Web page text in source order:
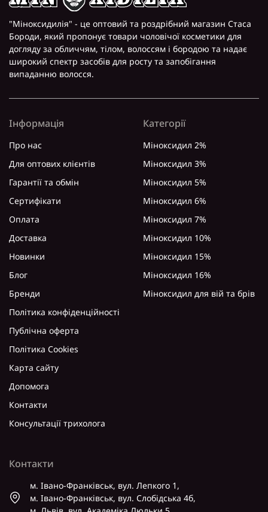
"Міноксидилія" - це оптовий та роздрібний магазин Стаса
Бороди, який пропонує товари чоловічої косметики для
догляду за обличчям, тілом, волоссям і бородою та надає
широкий спектр засобів для росту та запобігання
випаданню волосся.
Інформація
Про нас
Для оптових клієнтів
Гарантії та обмін
Сертифікати
Оплата
Доставка
Новинки
Блог
Бренди
Політика конфіденційності
Публічна оферта
Політика Cookies
Карта сайту
Допомога
Контакти
Консультації трихолога
Категорії
Міноксидил 2%
Міноксидил 3%
Міноксидил 5%
Міноксидил 6%
Міноксидил 7%
Міноксидил 10%
Міноксидил 15%
Міноксидил 16%
Міноксидил для вій та брів
Контакти
м. Івано-Франківськ, вул. Лепкого 1,
м. Івано-Франківськ, вул. Слобідська 4б,